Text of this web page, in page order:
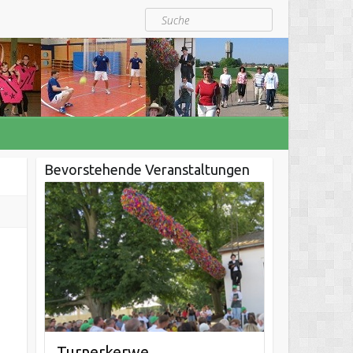
Suche
Bevorstehende Veranstaltungen